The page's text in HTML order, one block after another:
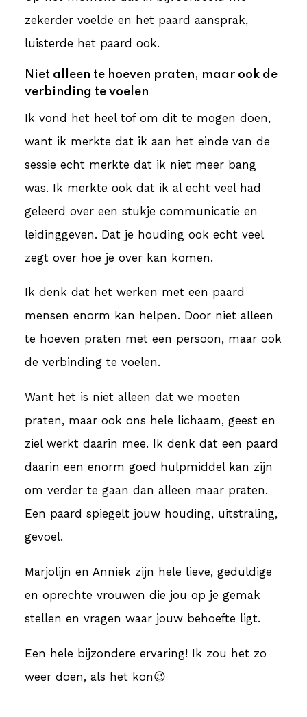
zekerder voelde en het paard aansprak,
luisterde het paard ook.
Niet alleen te hoeven praten, maar ook de
verbinding te voelen
Ik vond het heel tof om dit te mogen doen,
want ik merkte dat ik aan het einde van de
sessie echt merkte dat ik niet meer bang
was. Ik merkte ook dat ik al echt veel had
geleerd over een stukje communicatie en
leidinggeven. Dat je houding ook echt veel
zegt over hoe je over kan komen.
Ik denk dat het werken met een paard
mensen enorm kan helpen. Door niet alleen
te hoeven praten met een persoon, maar ook
de verbinding te voelen.
Want het is niet alleen dat we moeten
praten, maar ook ons hele lichaam, geest en
ziel werkt daarin mee. Ik denk dat een paard
daarin een enorm goed hulpmiddel kan zijn
om verder te gaan dan alleen maar praten.
Een paard spiegelt jouw houding, uitstraling,
gevoel.
Marjolijn en Anniek zijn hele lieve, geduldige
en oprechte vrouwen die jou op je gemak
stellen en vragen waar jouw behoefte ligt.
Een hele bijzondere ervaring! Ik zou het zo
weer doen, als het kon😉